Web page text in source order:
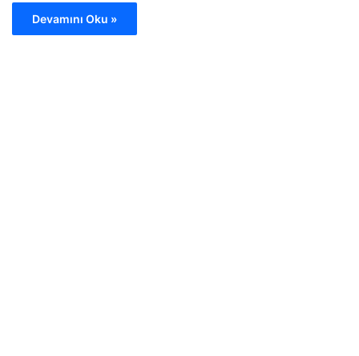
Devamını Oku »